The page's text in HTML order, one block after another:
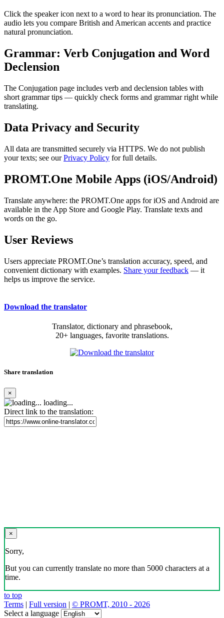
Click the speaker icon next to a word to hear its pronunciation. The
audio lets you compare British and American accents and practice
natural pronunciation.
Grammar: Verb Conjugation and Word
Declension
The Conjugation page includes verb and declension tables with
short grammar tips — quickly check forms and grammar right while
translating.
Data Privacy and Security
All data are transmitted securely via HTTPS. We do not publish
your texts; see ourPrivacy Policy for full details.
PROMT.One Mobile Apps (iOS/Android)
Translate anywhere: the PROMT.One apps for iOS and Android are
available in the App Store and Google Play. Translate texts and
words on the go.
User Reviews
Users appreciate PROMT.One’s translation accuracy, speed, and
convenient dictionary with examples. Share your feedback — it
helps us improve the service.
Download the translator
Translator, dictionary and phrasebook,
20+ languages, favorite translations.
Share translation
×
loading...
Direct link to the translation:
×
Sorry,
But you can currently translate no more than 5000 characters at a
time.
to top
Terms | Full version | © PROMT, 2010 - 2026
Select a language